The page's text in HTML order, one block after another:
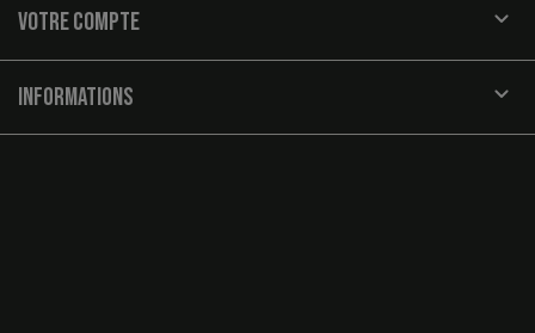
VOTRE COMPTE 
INFORMATIONS keyboard_arrow_down